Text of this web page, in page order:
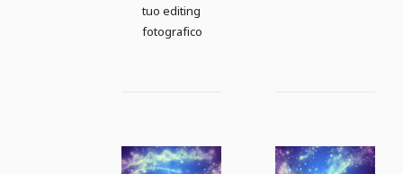
tuo editing
fotografico